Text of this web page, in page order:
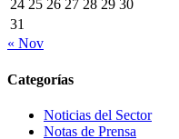
24 25 26 27 28 29 30
31
« Nov
Categorías
Noticias del Sector
Notas de Prensa